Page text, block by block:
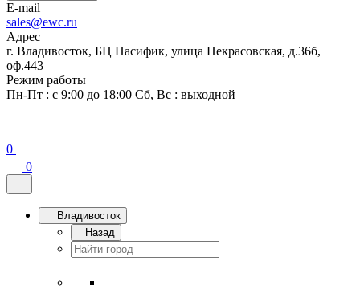
E-mail
sales@ewc.ru
Адрес
г. Владивосток, БЦ Пасифик, улица Некрасовская, д.36б,
оф.443
Режим работы
Пн-Пт : с 9:00 до 18:00 Сб, Вс : выходной
0
0
Владивосток
Назад